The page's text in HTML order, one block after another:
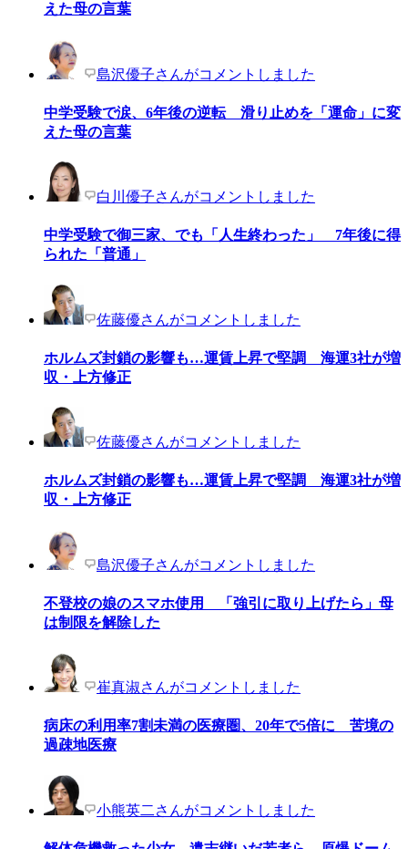
えた母の言葉
島沢優子さんがコメントしました
中学受験で涙、6年後の逆転 滑り止めを「運命」に変
えた母の言葉
白川優子さんがコメントしました
中学受験で御三家、でも「人生終わった」 7年後に得
られた「普通」
佐藤優さんがコメントしました
ホルムズ封鎖の影響も…運賃上昇で堅調 海運3社が増
収・上方修正
佐藤優さんがコメントしました
ホルムズ封鎖の影響も…運賃上昇で堅調 海運3社が増
収・上方修正
島沢優子さんがコメントしました
不登校の娘のスマホ使用 「強引に取り上げたら」母
は制限を解除した
崔真淑さんがコメントしました
病床の利用率7割未満の医療圏、20年で5倍に 苦境の
過疎地医療
小熊英二さんがコメントしました